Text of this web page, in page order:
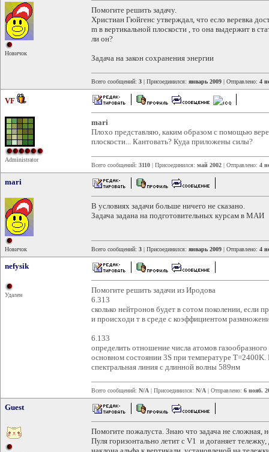
Новичок
Помогите решить задачу.
Христиан Гюйгенс утверждал, что есло веревка
m в вертикальной плоскости , то она выдержит в
ли он?
Задача на закон сохранения энергии
Всего сообщений: 3 | Присоединился: январь 2009 | Отправлено: 4
VF
Administrator
mari
Плохо представляю, каким образом с помощью
плоскости... Кантовать? Куда приложены силы?
Всего сообщений: 3110 | Присоединился: май 2002 | Отправлено: 4
mari
Новичок
В условиях задачи больше ничего не сказано.
Задача задана на подготовительных курсам в МАИ
Всего сообщений: 3 | Присоединился: январь 2009 | Отправлено: 4
nefysik
Удален
Помогите решить задачи из Иродова
6.313
сколько нейтронов будет в сотом поколении, если
и происходи т в среде с коэффициентом
6.133
определить отношение числа атомов
основном состоянии 3S при температуре T=2400K.
спектральная линия с длинной волны 589нм
Всего сообщений: N/A | Присоединился: N/A | Отправлено: 6 нояб.
Guest
Помогите пожалуста. Знаю что задача не сложная,
Пуля горизонтально летит с V1 и доганяет